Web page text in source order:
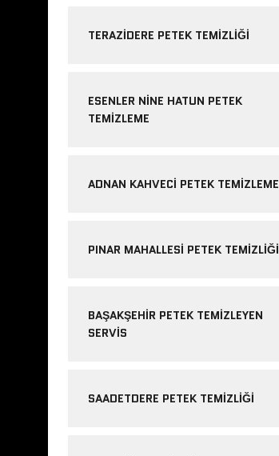
TERAZIDERE PETEK TEMIZLIĞI
ESENLER NINE HATUN PETEK
TEMIZLEME
ADNAN KAHVECI PETEK TEMIZLEME
PINAR MAHALLESI PETEK TEMIZLIĞI
BAŞAKŞEHIR PETEK TEMIZLEYEN
SERVIS
SAADETDERE PETEK TEMIZLIĞI